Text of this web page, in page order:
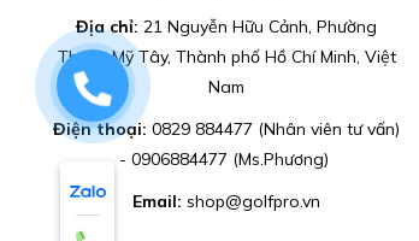
Địa chỉ:21 Nguyễn Hữu Cảnh, Phường
Thạnh Mỹ Tây, Thành phố Hồ Chí Minh, Việt
Nam
Điện thoại:0829 884477 (Nhân viên tư vấn)
- 0906884477 (Ms.Phương)
Email:shop@golfpro.vn
0829884477